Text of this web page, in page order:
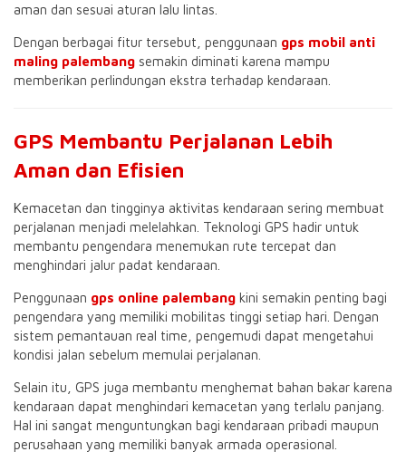
aman dan sesuai aturan lalu lintas.
Dengan berbagai fitur tersebut, penggunaan gps mobil anti
maling palembang semakin diminati karena mampu
memberikan perlindungan ekstra terhadap kendaraan.
GPS Membantu Perjalanan Lebih
Aman dan Efisien
Kemacetan dan tingginya aktivitas kendaraan sering membuat
perjalanan menjadi melelahkan. Teknologi GPS hadir untuk
membantu pengendara menemukan rute tercepat dan
menghindari jalur padat kendaraan.
Penggunaan gps online palembang kini semakin penting bagi
pengendara yang memiliki mobilitas tinggi setiap hari. Dengan
sistem pemantauan real time, pengemudi dapat mengetahui
kondisi jalan sebelum memulai perjalanan.
Selain itu, GPS juga membantu menghemat bahan bakar karena
kendaraan dapat menghindari kemacetan yang terlalu panjang.
Hal ini sangat menguntungkan bagi kendaraan pribadi maupun
perusahaan yang memiliki banyak armada operasional.